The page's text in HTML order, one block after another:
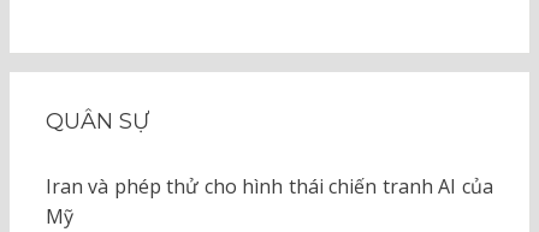
QUÂN SỰ
Iran và phép thử cho hình thái chiến tranh AI của
Mỹ